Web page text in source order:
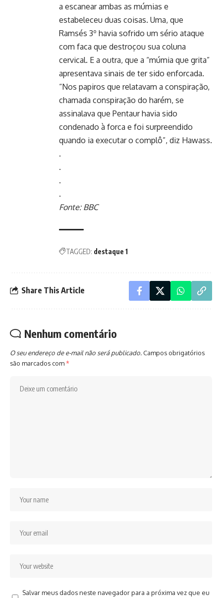
a escanear ambas as múmias e
estabeleceu duas coisas. Uma, que
Ramsés 3º havia sofrido um sério ataque
com faca que destroçou sua coluna
cervical. E a outra, que a “múmia que grita”
apresentava sinais de ter sido enforcada.
“Nos papiros que relatavam a conspiração,
chamada conspiração do harém, se
assinalava que Pentaur havia sido
condenado à forca e foi surpreendido
quando ia executar o complô”, diz Hawass.
.
.
.
.
Fonte: BBC
TAGGED: destaque 1
Share This Article
Nenhum comentário
O seu endereço de e-mail não será publicado. Campos obrigatórios
são marcados com*
Salvar meus dados neste navegador para a próxima vez que eu